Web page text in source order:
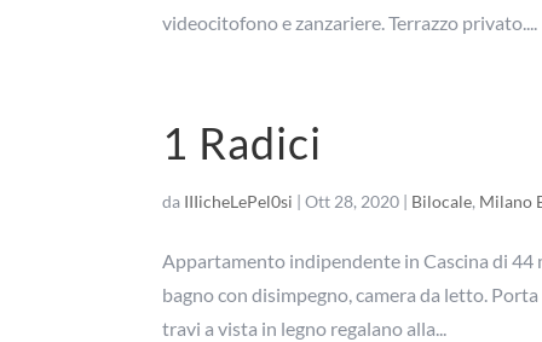
videocitofono e zanzariere. Terrazzo privato....
1 Radici
da IIIicheLePel0si |Ott 28, 2020 | Bilocale, Milano
Appartamento indipendente in Cascina di
bagno con disimpegno, camera da letto.
travi a vista in legno regalano alla...